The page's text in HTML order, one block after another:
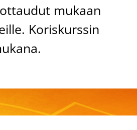
mukaan
Koriskurssin